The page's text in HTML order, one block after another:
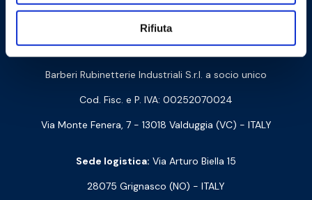
Rifiuta
Contattaci
Barberi Rubinetterie Industriali S.r.l. a socio unico
Cod. Fisc. e P. IVA: 00252070024
Via Monte Fenera, 7 - 13018 Valduggia (VC) - ITALY
Sede logistica: Via Arturo Biella 15
28075 Grignasco (NO) - ITALY